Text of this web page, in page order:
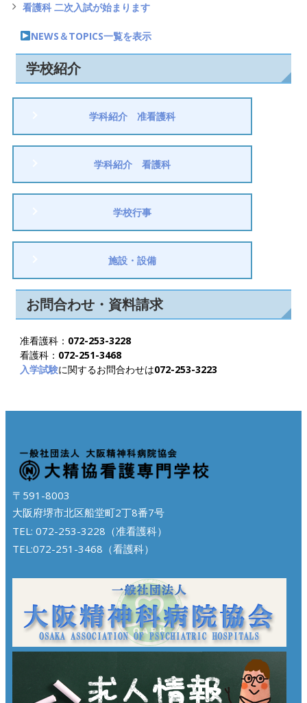
看護科 二次入試が始まります
NEWS＆TOPICS一覧を表示
学校紹介
学科紹介 准看護科
学科紹介 看護科
学校行事
施設・設備
お問合わせ・資料請求
准看護科： 072-253-3228
看護科： 072-251-3468
入学試験に関するお問合わせは072-253-3223
〒591-8003
大阪府堺市北区船堂町2丁8番7号
TEL: 072-253-3228（准看護科）
TEL:072-251-3468（看護科）